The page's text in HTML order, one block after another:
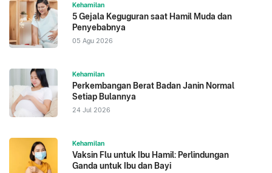
Kehamilan
5 Gejala Keguguran saat Hamil Muda dan
Penyebabnya
05 Agu 2026
Kehamilan
Perkembangan Berat Badan Janin Normal
Setiap Bulannya
24 Jul 2026
Kehamilan
Vaksin Flu untuk Ibu Hamil: Perlindungan
Ganda untuk Ibu dan Bayi